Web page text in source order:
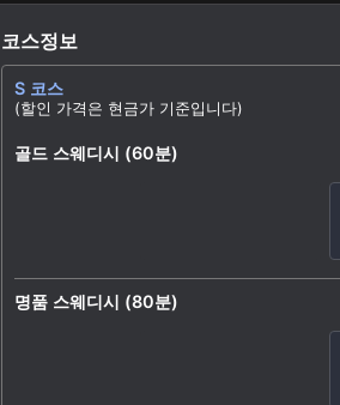
코스정보
S 코스
(할인 가격은 현금가 기준입니다)
골드 스웨디시 (60분)
명품 스웨디시 (80분)